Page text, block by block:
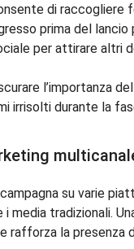
di raccogliere
prima del
per attirare altri
l’importanza
irrisolti durante la
su varie
media tradizionali.
rafforza la presenza